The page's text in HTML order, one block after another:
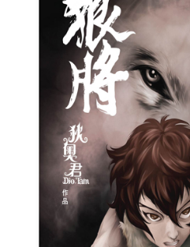
學校選書（中學）
「此時此地 看見亮光」2025特展
網上書店
聯絡我們+郵費